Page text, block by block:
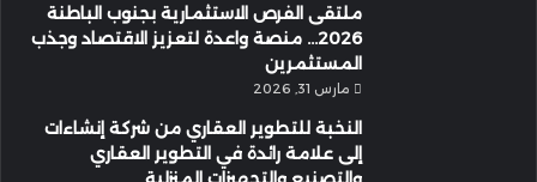
ملتقى الفرص الاستثمارية بجنوب الباطنة
2026… منصة واعدة لتعزيز الاقتصاد وجذب
المستثمرين
مارس 31, 2026
النخبة للتطوير العقاري من شركة إنشاءات
إلى علامة رائدة في التطوير العقاري